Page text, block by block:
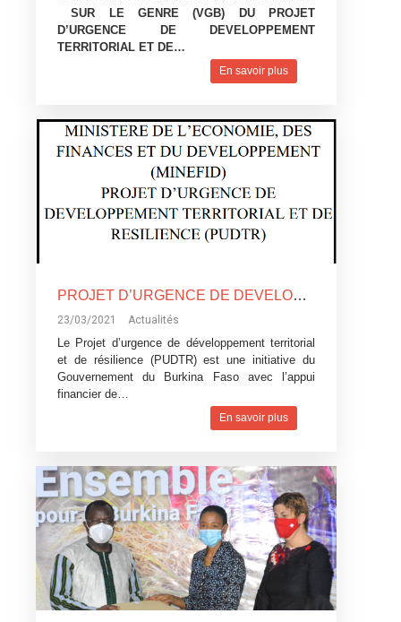
SUR LE GENRE (VGB) DU PROJET
D’URGENCE DE DEVELOPPEMENT
TERRITORIAL ET DE…
En savoir plus
PROJET D’URGENCE DE DEVELOPPEMENT TERRITORIAL ET DE RESILIENCE (PUDTR) : MECANISME DE GESTION DES PLAINTES (MGP) DU PROJET
23/03/2021 Actualités
Le Projet d’urgence de développement territorial
et de résilience (PUDTR) est une initiative du
Gouvernement du Burkina Faso avec l’appui
financier de…
En savoir plus